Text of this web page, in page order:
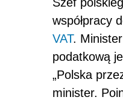
współpracy
VAT.
podatkową
„Polska
minister.